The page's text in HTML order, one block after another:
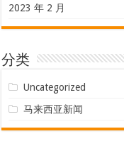
2023 年 2 月
分类
Uncategorized
马来西亚新闻